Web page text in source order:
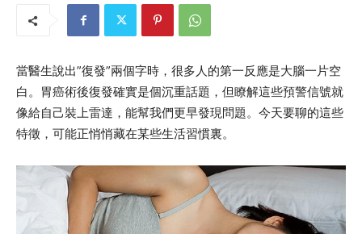
當醫生說出”復發”兩個字時，很多人的第一反應是大腦一片空
白。胃癌術後復發確實是個沉重話題，但瞭解這些預警信號就
像給自己裝上雷達，能幫我們更早發現問題。今天要聊的這些
特徵，可能正悄悄藏在某些生活習慣裏。